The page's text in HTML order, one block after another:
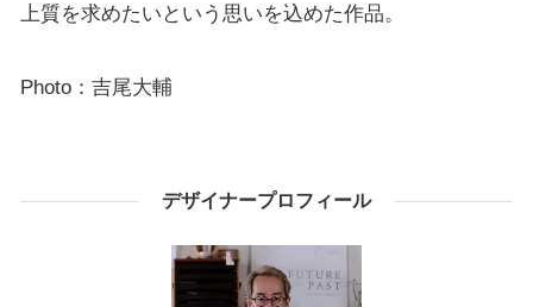
上質を求めたいという思いを込めた作品。
Photo：吉尾大輔
デザイナープロフィール